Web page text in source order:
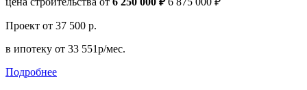
Проект от 37 500 р.
в ипотеку от 33 551р/мес.
Подробнее